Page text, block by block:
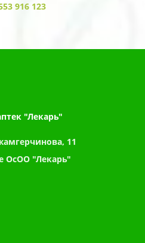
916 123
"Лекарь"
11
ОсОО "Лекарь"